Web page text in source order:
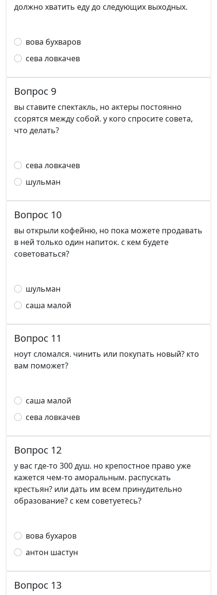
должно хватить еду до следующих выходных.
вова бухваров
сева ловкачев
Вопрос 9
вы ставите спектакль, но актеры постоянно
ссорятся между собой. у кого спросите совета,
что делать?
сева ловкачев
шульман
Вопрос 10
вы открыли кофейню, но пока можете продавать
в ней только один напиток. с кем будете
советоваться?
шульман
саша малой
Вопрос 11
ноут сломался. чинить или покупать новый? кто
вам поможет?
саша малой
сева ловкачев
Вопрос 12
у вас где-то 300 душ. но крепостное право уже
кажется чем-то аморальным. распускать
крестьян? или дать им всем принудительно
образование? с кем советуетесь?
вова бухаров
антон шастун
Вопрос 13